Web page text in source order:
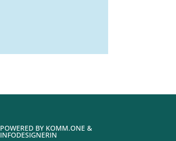
POWERED BY KOMM.ONE &
INFODESIGNERIN